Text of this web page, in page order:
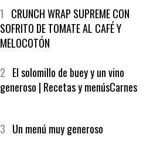
1CRUNCH WRAP SUPREME CON
SOFRITO DE TOMATE AL CAFÉ Y
MELOCOTÓN
2El solomillo de buey y un vino